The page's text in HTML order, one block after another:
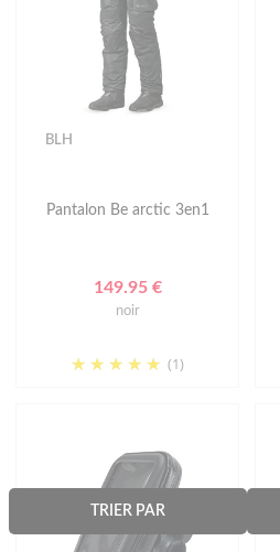
TRIER PAR
BLH
Pantalon Be arctic 3en1
149.95 €
noir
(1)